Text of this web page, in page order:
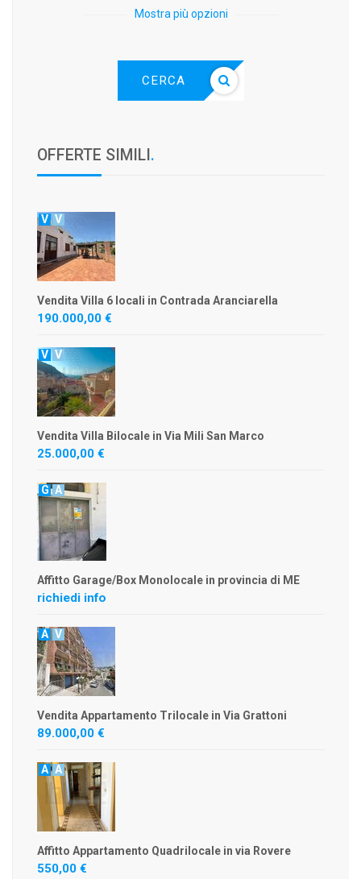
Mostra più opzioni
CERCA
OFFERTE SIMILI .
V V
Vendita Villa 6 locali in Contrada Aranciarella
190.000,00 €
V V
Vendita Villa Bilocale in Via Mili San Marco
25.000,00 €
G A
Affitto Garage/Box Monolocale in provincia di ME
richiedi info
A V
Vendita Appartamento Trilocale in Via Grattoni
89.000,00 €
A A
Affitto Appartamento Quadrilocale in via Rovere
550,00 €